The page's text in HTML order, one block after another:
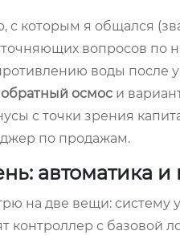
я общался
вопросов по
воды после
обратный осмос и
с точки зрения
по продажам.
автоматика
на две вещи: систему
контроллер с базовой